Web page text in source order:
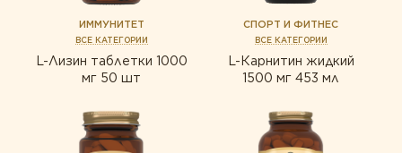
ИММУНИТЕТ
ВСЕ КАТЕГОРИИ
L-Лизин таблетки 1000
мг 50 шт
СПОРТ И ФИТНЕС
ВСЕ КАТЕГОРИИ
L-Карнитин жидкий
1500 мг 453 мл